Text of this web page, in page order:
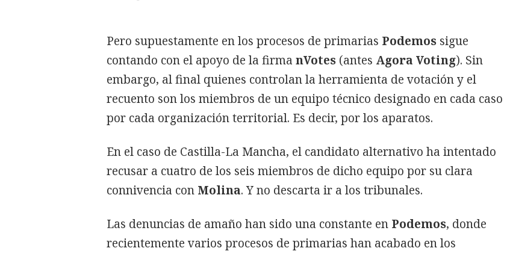
Pero supuestamente en los procesos de primarias Podemos sigue
contando con el apoyo de la firma nVotes (antes Agora Voting). Sin
embargo, al final quienes controlan la herramienta de votación y el
recuento son los miembros de un equipo técnico designado en cada caso
por cada organización territorial. Es decir, por los aparatos.
En el caso de Castilla-La Mancha, el candidato alternativo ha intentado
recusar a cuatro de los seis miembros de dicho equipo por su clara
connivencia con Molina. Y no descarta ir a los tribunales.
Las denuncias de amaño han sido una constante en Podemos, donde
recientemente varios procesos de primarias han acabado en los